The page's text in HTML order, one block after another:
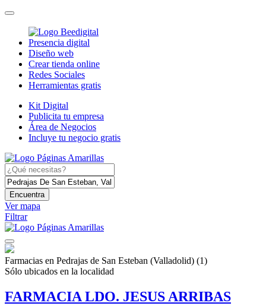
Presencia digital
Diseño web
Crear tienda online
Redes Sociales
Herramientas gratis
Kit Digital
Publicita tu empresa
Área de Negocios
Incluye tu negocio gratis
Encuentra
Ver mapa
Filtrar
Farmacias en Pedrajas de San Esteban (Valladolid) (1)
Sólo ubicados en la localidad
FARMACIA LDO. JESUS ARRIBAS